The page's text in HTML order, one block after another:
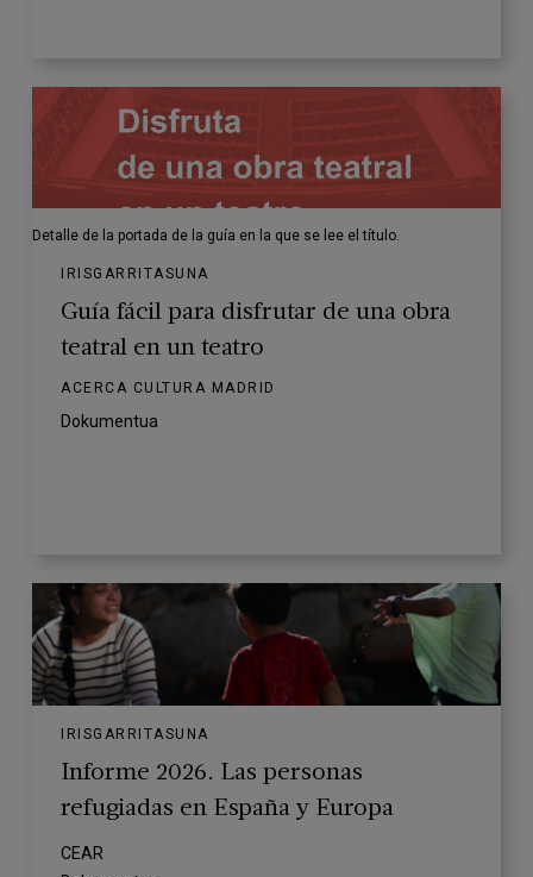
Detalle de la portada de la guía en la que se lee el título.
IRISGARRITASUNA
Guía fácil para disfrutar de una obra
teatral en un teatro
ACERCA CULTURA MADRID
Dokumentua
IRISGARRITASUNA
Informe 2026. Las personas
refugiadas en España y Europa
CEAR